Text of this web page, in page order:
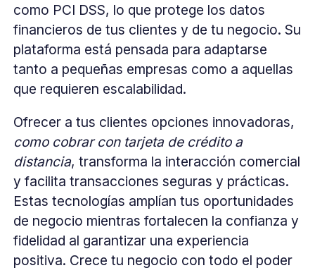
como PCI DSS, lo que protege los datos
financieros de tus clientes y de tu negocio. Su
plataforma está pensada para adaptarse
tanto a pequeñas empresas como a aquellas
que requieren escalabilidad.
Ofrecer a tus clientes opciones innovadoras,
como cobrar con tarjeta de crédito a
distancia, transforma la interacción comercial
y facilita transacciones seguras y prácticas.
Estas tecnologías amplían tus oportunidades
de negocio mientras fortalecen la confianza y
fidelidad al garantizar una experiencia
positiva. Crece tu negocio con todo el poder